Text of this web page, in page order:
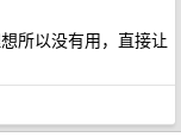
所以没有用，直接让